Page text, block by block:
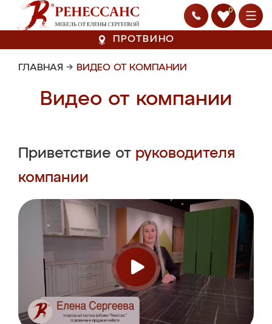
0
ПРОТВИНО
ГЛАВНАЯ → ВИДЕО ОТ КОМПАНИИ
Видео от компании
Приветствие от руководителя
компании